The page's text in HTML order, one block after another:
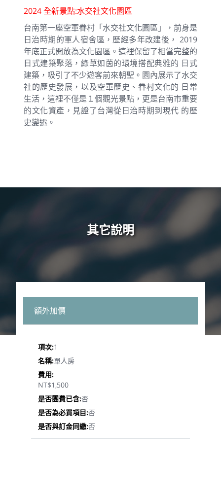
2024 全新景點:水交社文化園區
台南第一座空軍眷村「水交社文化園區」，前身是
日治時期的軍人宿舍區，歷經多年改建後， 2019
年底正式開放為文化園區。這裡保留了相當完整的
日式建築聚落，綠草如茵的環境搭配典雅的 日式
建築，吸引了不少遊客前來朝聖。園內展示了水交
社的歷史發展，以及空軍歷史、眷村文化的 日常
生活，這裡不僅是１個觀光景點，更是台南市重要
的文化資產，見證了台灣從日治時期到現代 的歷
史變遷。
其它說明
額外加價
1
單人房
NT$1,500
否
否
否